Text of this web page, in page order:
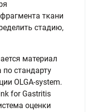
ткани
стадию,
материал
стандарту
OLGA-system.
for Gastritis
оценки